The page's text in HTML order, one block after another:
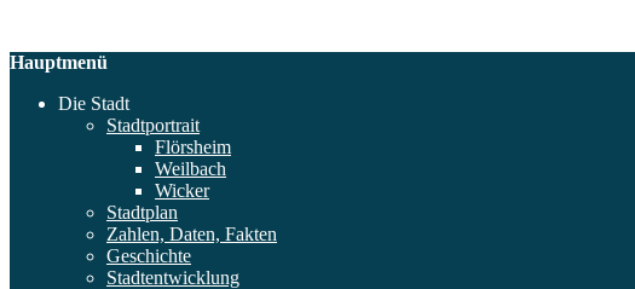
Hauptmenü
Die Stadt
Stadtportrait
Flörsheim
Weilbach
Wicker
Stadtplan
Zahlen, Daten, Fakten
Geschichte
Stadtentwicklung